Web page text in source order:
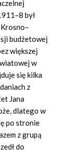
był
budżetowej
większej
w
się kilka
z
Jana
dlatego w
po stronie
z grupą
do